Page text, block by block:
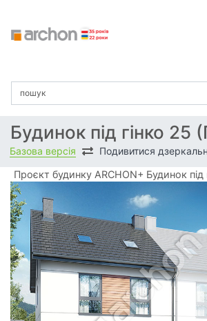
Будинок під гінко 25
Базова версія Подивитися
Проєкт будинку ARCHON+ Будинок під